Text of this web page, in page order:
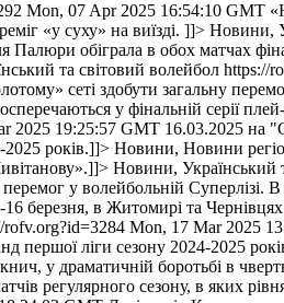
Mon, 07 Apr 2025 16:54:10 GMT
«у суху» на виїзді. ]]> Новини,
обіграла в обох матчах
та світовий волейбол https://
сеті здобути загальну
у фінальній серії
2025 19:25:57 GMT 16.03.2025 на
2025 років.]]> Новини, Новини
Новини, Український
перемог у волейбольній
16 березня, в Житомирі та Чернівцях
rofv.org?id=3284 Mon, 17 Mar 2025
першої ліги сезону 2024-2025
у драматичній боротьбі в
регулярного сезону, в яких